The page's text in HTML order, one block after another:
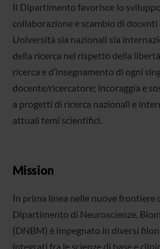
Il Dipartimento favorisce lo
collaborazione e scambio di
Università sia nazionali sia
della ricerca nel rispetto della
ricerca e d’insegnamento di ogni
docente/ricercatore; incoraggia e
a progetti di ricerca nazionali e
attuali temi scientifici.
Mission
In prima linea nelle nuove frontiere
Dipartimento di Neuroscienze,
(DNBM) è impegnato in diversi
integrati fra le scienze di base e